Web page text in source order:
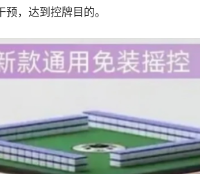
，达到控牌目的。